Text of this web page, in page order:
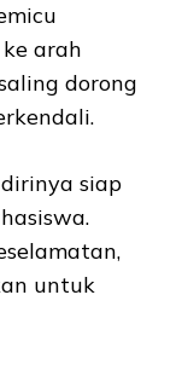
arah
dorong
siap
untuk